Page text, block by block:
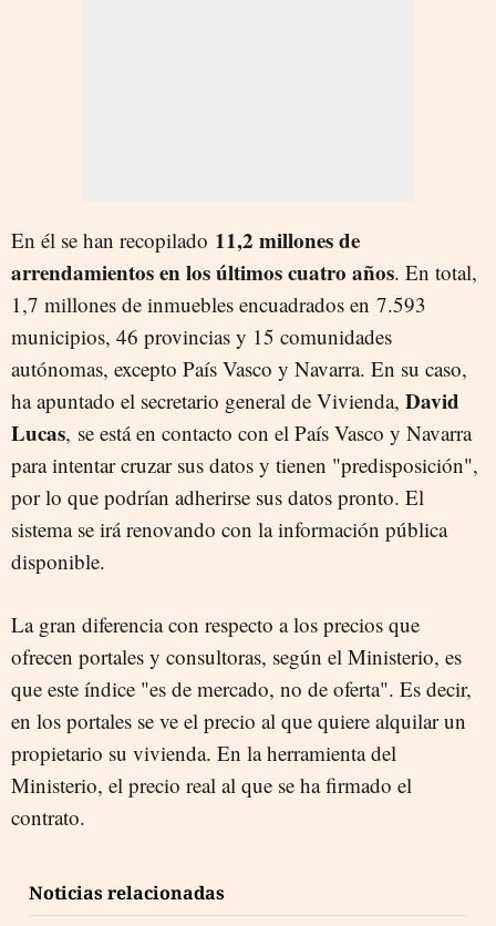
En él se han recopilado 11,2 millones de
arrendamientos en los últimos cuatro años. En total,
1,7 millones de inmuebles encuadrados en 7.593
municipios, 46 provincias y 15 comunidades
autónomas, excepto País Vasco y Navarra. En su caso,
ha apuntado el secretario general de Vivienda, David
Lucas, se está en contacto con el País Vasco y Navarra
para intentar cruzar sus datos y tienen "predisposición",
por lo que podrían adherirse sus datos pronto. El
sistema se irá renovando con la información pública
disponible.
La gran diferencia con respecto a los precios que
ofrecen portales y consultoras, según el Ministerio, es
que este índice "es de mercado, no de oferta". Es decir,
en los portales se ve el precio al que quiere alquilar un
propietario su vivienda. En la herramienta del
Ministerio, el precio real al que se ha firmado el
contrato.
Noticias relacionadas